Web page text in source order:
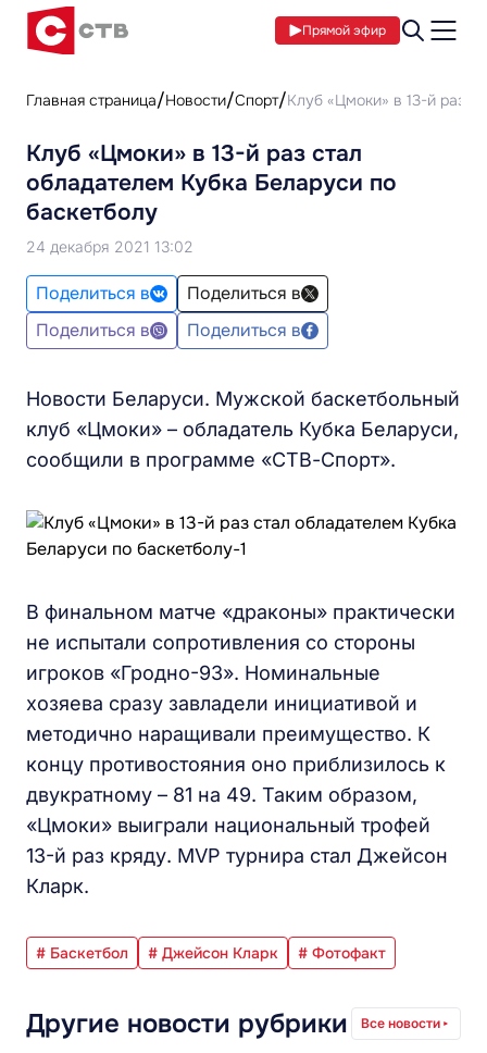
Прямой эфир
Главная страница Новости Спорт Клуб «Цмоки» в 13-й раз
Клуб «Цмоки» в 13-й раз стал
обладателем Кубка Беларуси по
баскетболу
24 декабря 2021 13:02
Поделиться в
Поделиться в
Поделиться в
Поделиться в
Новости Беларуси. Мужской баскетбольный
клуб «Цмоки» – обладатель Кубка Беларуси,
сообщили в программе «СТВ-Спорт».
В финальном матче «драконы» практически
не испытали сопротивления со стороны
игроков «Гродно-93». Номинальные
хозяева сразу завладели инициативой и
методично наращивали преимущество. К
концу противостояния оно приблизилось к
двукратному – 81 на 49. Таким образом,
«Цмоки» выиграли национальный трофей
13-й раз кряду. MVP турнира стал Джейсон
Кларк.
# Баскетбол # Джейсон Кларк # Фотофакт
Другие новости рубрики Все новости